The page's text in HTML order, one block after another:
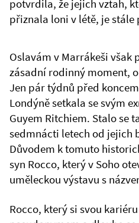
potvrdila, že jejich vztah,
přiznala loni v létě, je stále
Oslavám v Marrákeši však
zásadní rodinný moment,
Jen pár týdnů před
Londýně setkala se svým
Guyem Ritchiem. Stalo se
sedmnácti letech od jejich
Důvodem k tomuto
syn Rocco, který v Soho
uměleckou výstavu s
Rocco, který si svou